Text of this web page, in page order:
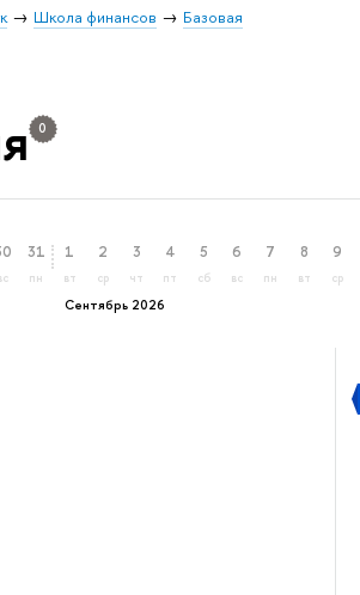
Школа финансов
Базовая
0
31
пн
Сентябрь 2026
1
вт
2
ср
3
чт
4
пт
5
сб
6
вс
7
пн
8
вт
9
ср